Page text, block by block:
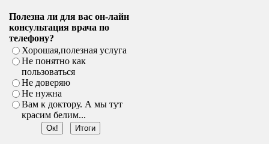
Полезна ли для вас он-лайн
консультация врача по
телефону?
Хорошая,полезная услуга
Не понятно как
пользоваться
Не доверяю
Не нужна
Вам к доктору. А мы тут
красим белим...